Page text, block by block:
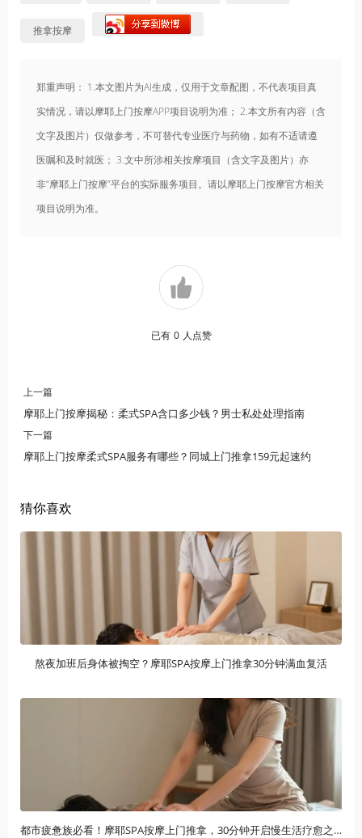
推拿按摩
郑重声明： 1.本文图片为AI生成，仅用于文章配图，不代表项目真
实情况，请以摩耶上门按摩APP项目说明为准； 2.本文所有内容（含
文字及图片）仅做参考，不可替代专业医疗与药物，如有不适请遵
医嘱和及时就医； 3.文中所涉相关按摩项目（含文字及图片）亦
非“摩耶上门按摩”平台的实际服务项目。请以摩耶上门按摩官方相关
项目说明为准。
已有 0 人点赞
上一篇
摩耶上门按摩揭秘：柔式SPA含口多少钱？男士私处处理指南
下一篇
摩耶上门按摩柔式SPA服务有哪些？同城上门推拿159元起速约
猜你喜欢
熬夜加班后身体被掏空？摩耶SPA按摩上门推拿30分钟满血复活
都市疲惫族必看！摩耶SPA按摩上门推拿，30分钟开启慢生活疗愈之旅